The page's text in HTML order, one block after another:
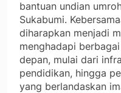
bantuan undian
Sukabumi.
diharapkan menjadi
menghadapi
depan, mulai dari
pendidikan, hingga
yang berlandaskan